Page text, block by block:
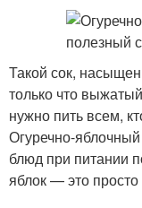
Такой сок,
только что
нужно пить всем,
Огуречно-
блюд при питании
яблок — это просто